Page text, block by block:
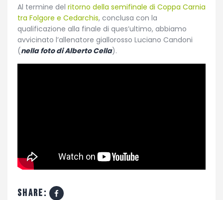
Al termine del ritorno della semifinale di Coppa Carnia
tra Folgore e Cedarchis, conclusa con la
qualificazione alla finale di ques’ultimo, abbiamo
avvicinato l’allenatore giallorosso Luciano Candoni
(nella foto di Alberto Cella).
share: